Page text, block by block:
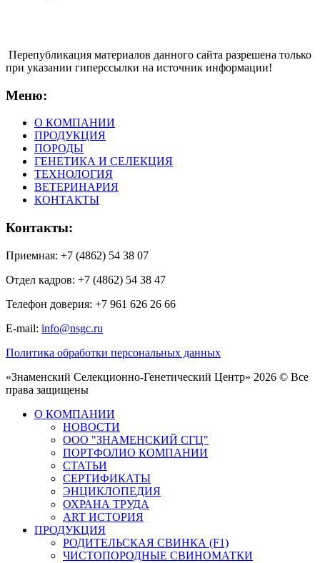
Перепубликация материалов данного сайта разрешена только
при указании гиперсcылки на источник информации!
Меню:
О КОМПАНИИ
ПРОДУКЦИЯ
ПОРОДЫ
ГЕНЕТИКА И СЕЛЕКЦИЯ
ТЕХНОЛОГИЯ
ВЕТЕРИНАРИЯ
КОНТАКТЫ
Контакты:
Приемная: +7 (4862) 54 38 07
Отдел кадров: +7 (4862) 54 38 47
Телефон доверия: +7 961 626 26 66
E-mail: info@nsgc.ru
Политика обработки персональных данных
«Знаменский Селекционно-Генетический Центр» 2026 © Все
права защищены
О КОМПАНИИ
НОВОСТИ
ООО "ЗНАМЕНСКИЙ СГЦ"
ПОРТФОЛИО КОМПАНИИ
СТАТЬИ
СЕРТИФИКАТЫ
ЭНЦИКЛОПЕДИЯ
ОХРАНА ТРУДА
ART ИСТОРИЯ
ПРОДУКЦИЯ
РОДИТЕЛЬСКАЯ СВИНКА (F1)
ЧИСТОПОРОДНЫЕ СВИНОМАТКИ